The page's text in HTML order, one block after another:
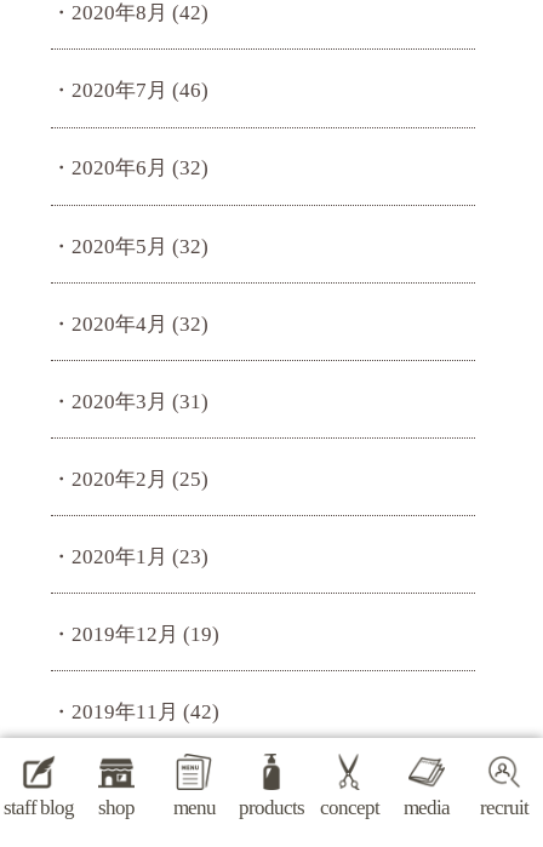
staff blog shop menu products concept media recruit
2020年8月 (42)
2020年7月 (46)
2020年6月 (32)
2020年5月 (32)
2020年4月 (32)
2020年3月 (31)
2020年2月 (25)
2020年1月 (23)
2019年12月 (19)
2019年11月 (42)
2019年10月(58)